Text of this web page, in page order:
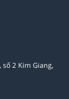
số 2 Kim Giang,